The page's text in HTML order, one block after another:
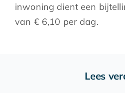
inwoning dient een
van € 6,10 per dag.
Lees